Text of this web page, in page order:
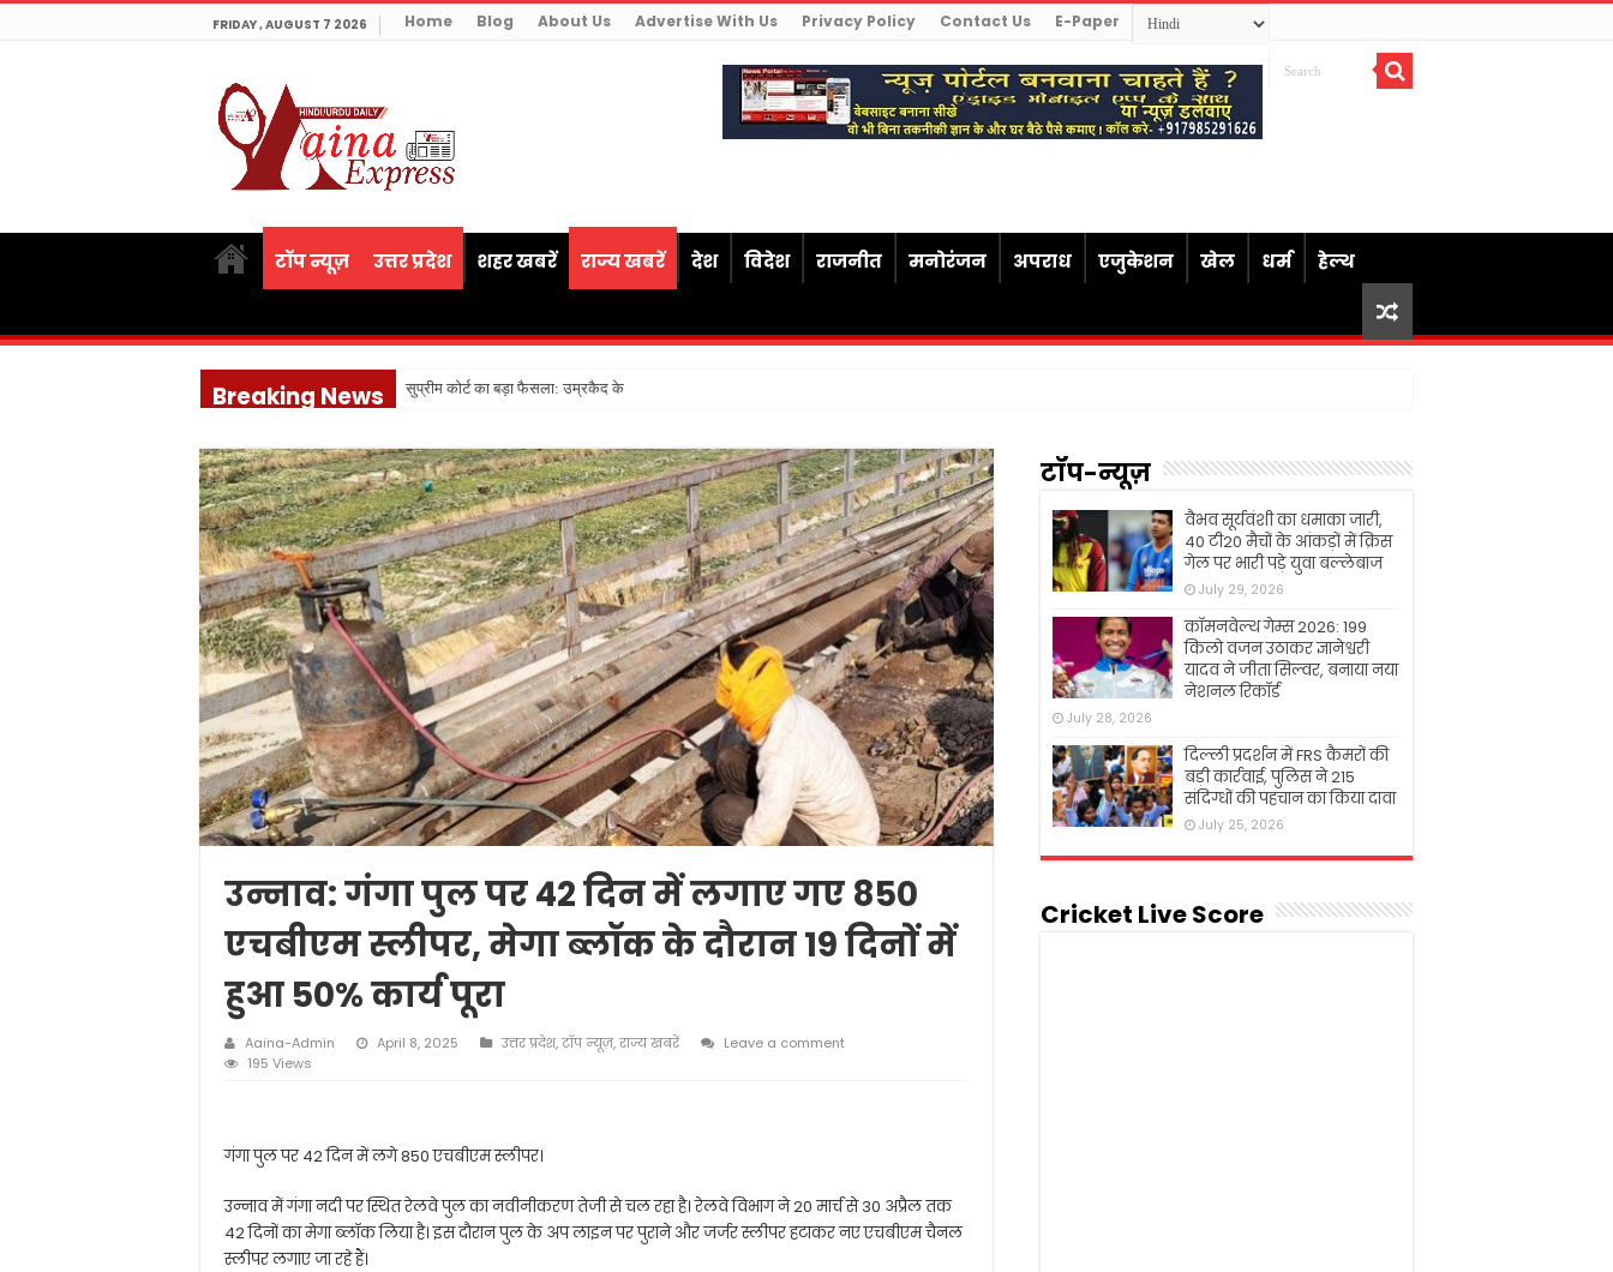
FRIDAY , AUGUST 7 2026 Home Blog About Us Advertise With Us Privacy Policy Contact Us E-Paper
टॉप न्यूज़ उत्तर प्रदेश शहर खबरें राज्य खबरें देश विदेश राजनीत मनोरंजन अपराध एजुकेशन खेल धर्म हेल्थ
Breaking News सुप्रीम कोर्ट का बड़ा फैसला: उम्रकैद के बाद मृत्यु तक जेल में रख
उन्नाव: गंगा पुल पर 42 दिन में लगाए गए 850
एचबीएम स्लीपर, मेगा ब्लॉक के दौरान 19 दिनों में
हुआ 50% कार्य पूरा
Aaina-Admin April 8, 2025 उत्तर प्रदेश,टॉप न्यूज़,राज्य खबरें
Leave a comment
195 Views
गंगा पुल पर 42 दिन में लगे 850 एचबीएम स्लीपर।
उन्नाव में गंगा नदी पर स्थित रेलवे पुल का नवीनीकरण तेजी से चल रहा है। रेलवे विभाग ने 20 मार्च से 30 अप्रैल तक
42 दिनों का मेगा ब्लॉक लिया है। इस दौरान पुल के अप लाइन पर पुराने और जर्जर स्लीपर हटाकर नए एचबीएम चैनल
स्लीपर लगाए जा रहे हैं।
टॉप-न्यूज़
वैभव सूर्यवंशी का धमाका जारी,
40 टी20 मैचों के आंकड़ों में क्रिस
गेल पर भारी पड़े युवा बल्लेबाज
July 29, 2026
कॉमनवेल्थ गेम्स 2026: 199
किलो वजन उठाकर ज्ञानेश्वरी
यादव ने जीता सिल्वर, बनाया नया
नेशनल रिकॉर्ड
July 28, 2026
दिल्ली प्रदर्शन में FRS कैमरों की
बड़ी कार्रवाई, पुलिस ने 215
संदिग्धों की पहचान का किया दावा
July 25, 2026
Cricket Live Score